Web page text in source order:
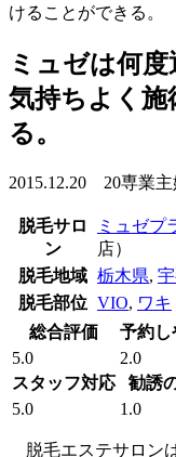
ミュゼは何
気持ちよく施
る。
2015.12.20 20専業
脱毛サロ
ン
ミュゼプ
店）
脱毛地域 栃木県,
脱毛部位 VIO, ワキ
総合評価
予約し
5.0
2.0
スタッフ対応
勧誘
5.0
1.0
脱毛エステサロン